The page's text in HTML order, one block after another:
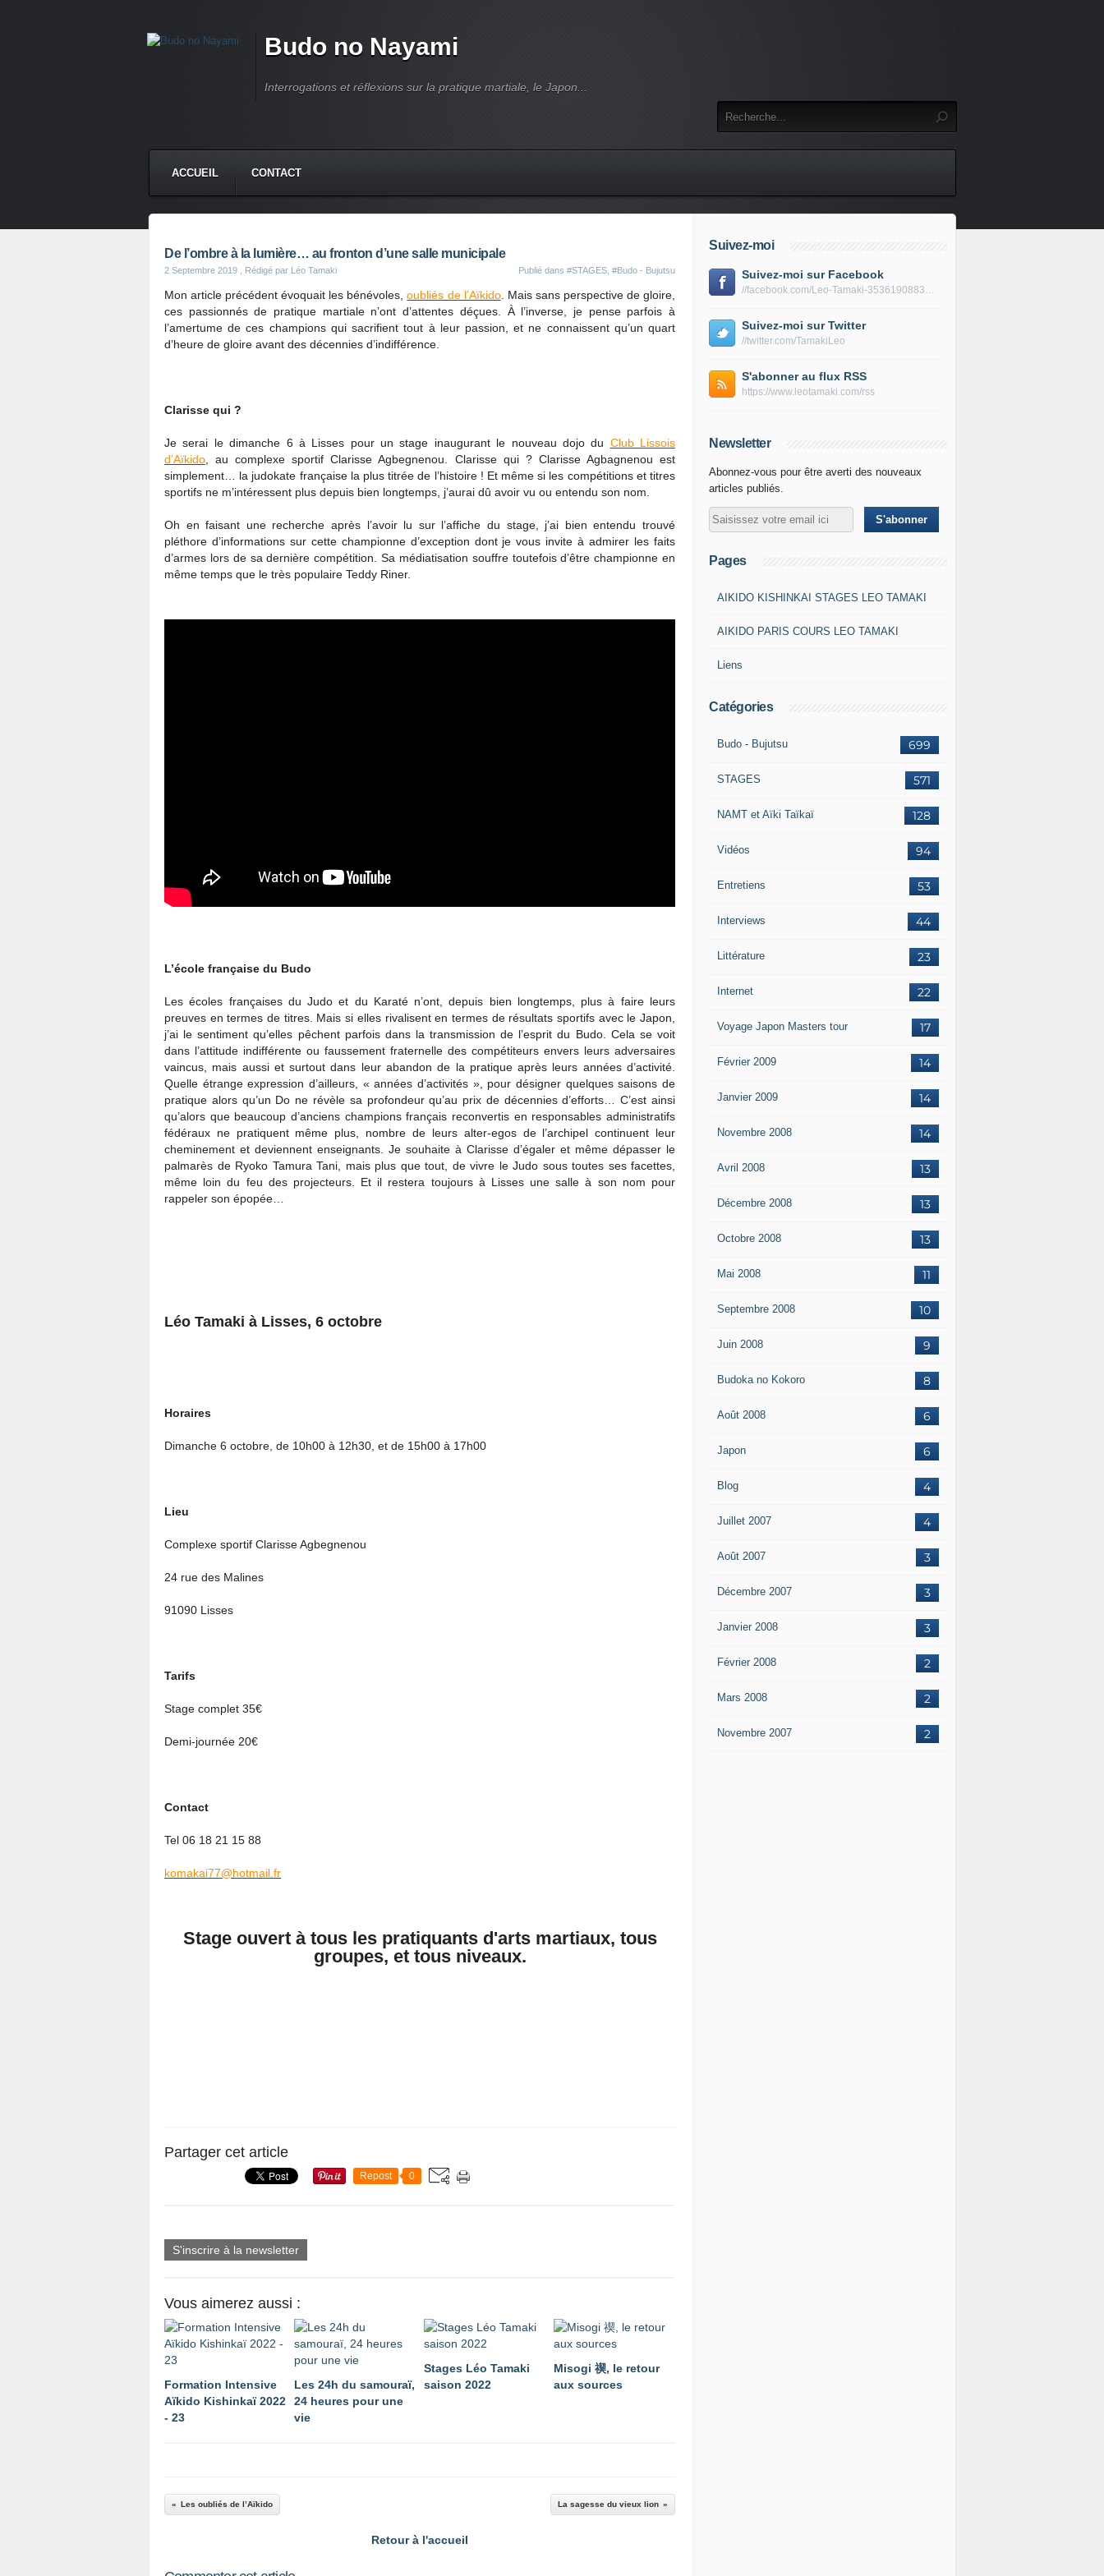
Budo no Nayami
Interrogations et réflexions sur la pratique martiale, le Japon...
ACCUEIL CONTACT
De l’ombre à la lumière… au fronton d’une salle municipale
2 Septembre 2019 , Rédigé par Léo Tamaki Publié dans #STAGES #Budo - Bujutsu
Mon article précédent évoquait les bénévoles,oubliés de l’Aïkido. Mais sans perspective de gloire,
ces passionnés de pratique martiale n’ont d’attentes déçues. À l’inverse, je pense parfois à
l’amertume de ces champions qui sacrifient tout à leur passion, et ne connaissent qu’un quart
d’heure de gloire avant des décennies d’indifférence.
Clarisse qui ?
Je serai le dimanche 6 à Lisses pour un stage inaugurant le nouveau dojo du Club Lissois
d’Aïkido , au complexe sportif Clarisse Agbegnenou. Clarisse qui ? Clarisse Agbagnenou est
simplement… la judokate française la plus titrée de l’histoire ! Et même si les compétitions et titres
sportifs ne m’intéressent plus depuis bien longtemps, j’aurai dû avoir vu ou entendu son nom.
Oh en faisant une recherche après l’avoir lu sur l’affiche du stage, j’ai bien entendu trouvé
pléthore d’informations sur cette championne d’exception dont je vous invite à admirer les faits
d’armes lors de sa dernière compétition. Sa médiatisation souffre toutefois d’être championne en
même temps que le très populaire Teddy Riner.
L’école française du Budo
Les écoles françaises du Judo et du Karaté n’ont, depuis bien longtemps, plus à faire leurs
preuves en termes de titres. Mais si elles rivalisent en termes de résultats sportifs avec le Japon,
j’ai le sentiment qu’elles pêchent parfois dans la transmission de l’esprit du Budo. Cela se voit
dans l’attitude indifférente ou faussement fraternelle des compétiteurs envers leurs adversaires
vaincus, mais aussi et surtout dans leur abandon de la pratique après leurs années d’activité.
Quelle étrange expression d’ailleurs, « années d’activités », pour désigner quelques saisons de
pratique alors qu’un Do ne révèle sa profondeur qu’au prix de décennies d’efforts… C’est ainsi
qu’alors que beaucoup d’anciens champions français reconvertis en responsables administratifs
fédéraux ne pratiquent même plus, nombre de leurs alter-egos de l’archipel continuent leur
cheminement et deviennent enseignants. Je souhaite à Clarisse d’égaler et même dépasser le
palmarès de Ryoko Tamura Tani, mais plus que tout, de vivre le Judo sous toutes ses facettes,
même loin du feu des projecteurs. Et il restera toujours à Lisses une salle à son nom pour
rappeler son épopée…
Léo Tamaki à Lisses, 6 octobre
Horaires
Dimanche 6 octobre, de 10h00 à 12h30, et de 15h00 à 17h00
Lieu
Complexe sportif Clarisse Agbegnenou
24 rue des Malines
91090 Lisses
Tarifs
Stage complet 35€
Demi-journée 20€
Contact
Tel 06 18 21 15 88
komakai77@hotmail.fr
Stage ouvert à tous les pratiquants d'arts martiaux, tous
groupes, et tous niveaux.
Partager cet article
Repost 0
S'inscrire à la newsletter
Vous aimerez aussi :
Formation Intensive
Aïkido Kishinkaï 2022
- 23
Les 24h du samouraï,
24 heures pour une
vie
Stages Léo Tamaki
saison 2022
Misogi 禊, le retour
aux sources
Les oubliés de l’Aïkido La sagesse du vieux lion
Retour à l'accueil
Suivez-moi
Suivez-moi sur Facebook
//facebook.com/Leo-Tamaki-353619088319688/
Suivez-moi sur Twitter
//twitter.com/TamakiLeo
S'abonner au flux RSS
https://www.leotamaki.com/rss
Newsletter
Abonnez-vous pour être averti des nouveaux
articles publiés.
Pages
AIKIDO KISHINKAI STAGES LEO TAMAKI
AIKIDO PARIS COURS LEO TAMAKI
Liens
Catégories
699
Budo - Bujutsu
571
STAGES
128
NAMT et Aïki Taïkaï
94
Vidéos
53
Entretiens
44
Interviews
23
Littérature
22
Internet
17
Voyage Japon Masters tour
14
Février 2009
14
Janvier 2009
14
Novembre 2008
13
Avril 2008
13
Décembre 2008
13
Octobre 2008
11
Mai 2008
10
Septembre 2008
9
Juin 2008
8
Budoka no Kokoro
6
Août 2008
6
Japon
4
Blog
4
Juillet 2007
3
Août 2007
3
Décembre 2007
3
Janvier 2008
2
Février 2008
2
Mars 2008
2
Novembre 2007